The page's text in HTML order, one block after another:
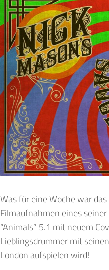
Was für eine Woche war
Filmaufnahmen eines
“Animals” 5.1 mit neuem
Lieblingsdrummer mit
London aufspielen wird!